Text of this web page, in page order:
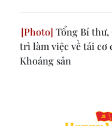
Tổng Bí
trì làm việc về tái cơ
Khoáng sản